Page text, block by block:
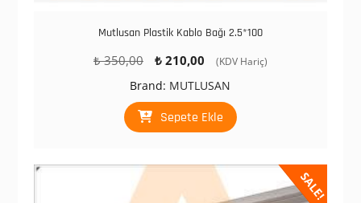
Mutlusan Plastik Kablo Bağı 2.5*100
₺350,00
Orijinal
₺ 350,00.
₺210,00
Şu
fiyat:
₺ 210,00.
(KDV Hariç)
Brand: MUTLUSAN
Sepete Ekle
SALE!